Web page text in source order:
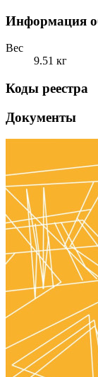
Информация
Вес
9.51 кг
Коды реестра
Документы